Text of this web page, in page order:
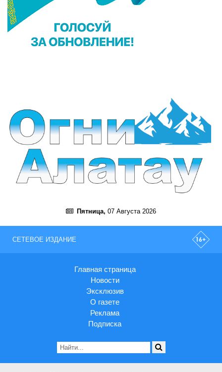
Пятница, 07 Августа 2026
СЕТЕВОЕ ИЗДАНИЕ
Главная страница
Новости
Эксклюзив
О газете
Реклама
Подписка